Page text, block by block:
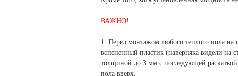
ВАЖНО!
1. Перед монтажом любого теплого пола на
вспененный пластик (наверняка видели на
толщиной до 3 мм с последующей
пола вверх.